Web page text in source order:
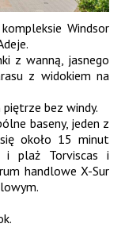
Windsor
z wanną, jasnego
z widokiem na
bez windy.
baseny, jeden z
około 15 minut
i plaż Torviscas i
handlowe X-Sur